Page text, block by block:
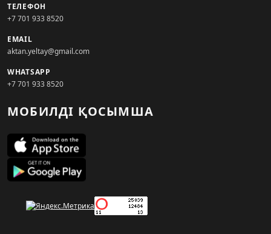
ТЕЛЕФОН
+7 701 933 8520
EMAIL
aktan.yeltay@gmail.com
WHATSAPP
+7 701 933 8520
МОБИЛДІ ҚОСЫМША